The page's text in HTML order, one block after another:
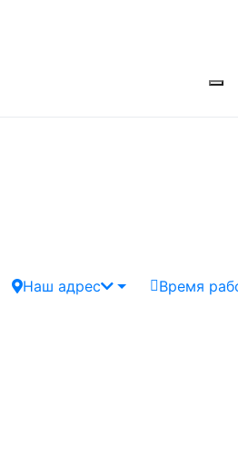
Наш адрес Время